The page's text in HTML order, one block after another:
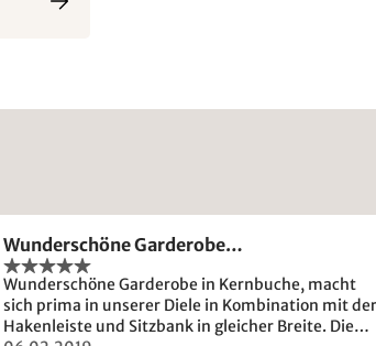
Wunderschöne Garderobe…
Wunderschöne Garderobe in Kernbuche, macht
sich prima in unserer Diele in Kombination mit der
Hakenleiste und Sitzbank in gleicher Breite. Die